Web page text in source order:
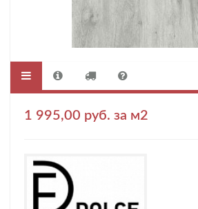
1 995,00 руб. за м2